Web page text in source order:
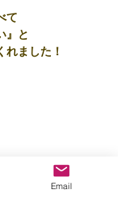
て
』と
れました！
Email